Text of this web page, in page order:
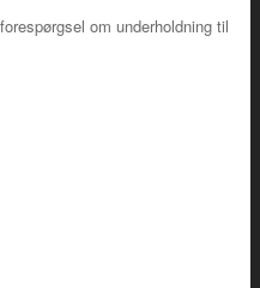
om underholdning til